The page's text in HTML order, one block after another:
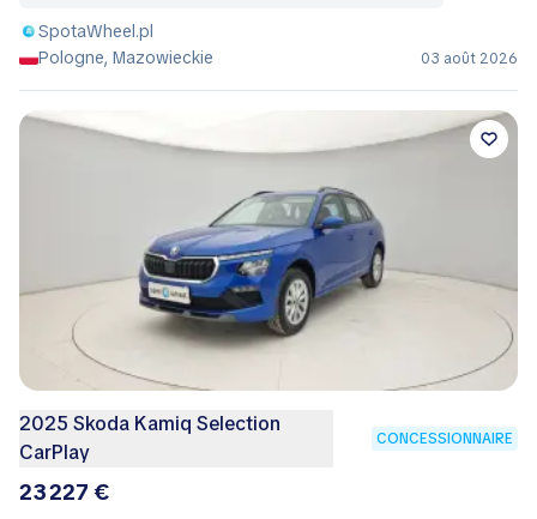
SpotaWheel.pl
Pologne, Mazowieckie
03 août 2026
2025 Skoda Kamiq Selection
CarPlay
CONCESSIONNAIRE
23 227 €